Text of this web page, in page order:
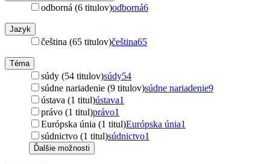
odborná (6 titulov)odborná6
Jazyk
čeština (65 titulov)čeština65
Téma
súdy (54 titulov)súdy54
súdne nariadenie (9 titulov)súdne nariadenie9
ústava (1 titul)ústava1
právo (1 titul)právo1
Európska únia (1 titul)Európska únia1
súdnictvo (1 titul)súdnictvo1
Ďalšie možnosti